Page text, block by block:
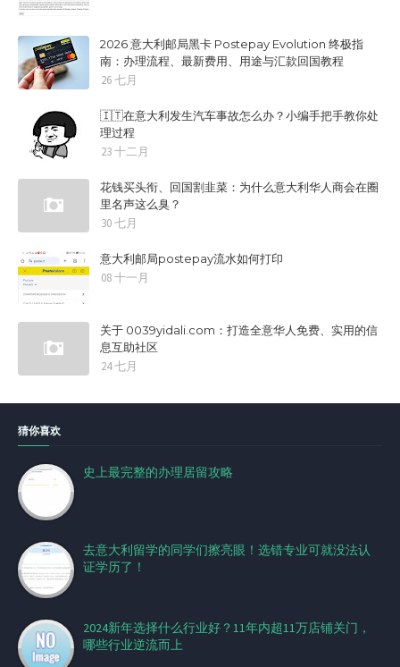
2026 意大利邮局黑卡 Postepay Evolution 终极指
南：办理流程、最新费用、用途与汇款回国教程
26 七月
🇮🇹在意大利发生汽车事故怎么办？小编手把手教你处
理过程
23 十二月
花钱买头衔、回国割韭菜：为什么意大利华人商会在圈
里名声这么臭？
30 七月
意大利邮局postepay流水如何打印
08 十一月
关于 0039yidali.com：打造全意华人免费、实用的信
息互助社区
24 七月
猜你喜欢
史上最完整的办理居留攻略
​去意大利留学的同学们擦亮眼！选错专业可就没法认
证学历了！
2024新年选择什么行业好？11年内超11万店铺关门，
哪些行业逆流而上